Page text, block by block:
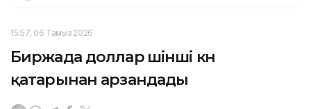
15:57, 06 Тамыз 2026
Биржада доллар үшінші күн
қатарынан арзандады